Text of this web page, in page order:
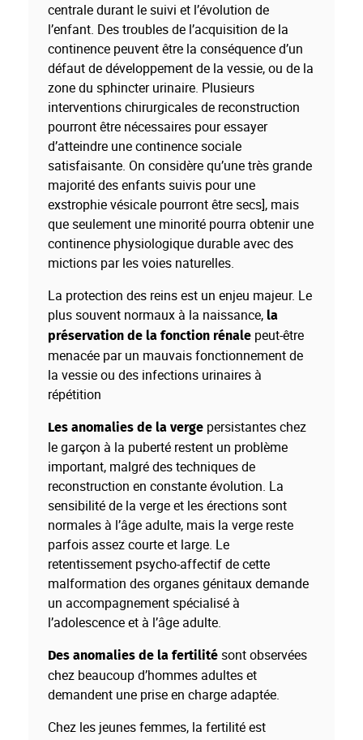
centrale durant le suivi et l’évolution de
l’enfant. Des troubles de l’acquisition de la
continence peuvent être la conséquence d’un
défaut de développement de la vessie, ou de la
zone du sphincter urinaire. Plusieurs
interventions chirurgicales de reconstruction
pourront être nécessaires pour essayer
d’atteindre une continence sociale
satisfaisante. On considère qu’une très grande
majorité des enfants suivis pour une
exstrophie vésicale pourront être secs], mais
que seulement une minorité pourra obtenir une
continence physiologique durable avec des
mictions par les voies naturelles.
La protection des reins est un enjeu majeur. Le
plus souvent normaux à la naissance,la
préservation de la fonction rénale peut-être
menacée par un mauvais fonctionnement de
la vessie ou des infections urinaires à
répétition
Les anomalies de la verge persistantes chez
le garçon à la puberté restent un problème
important, malgré des techniques de
reconstruction en constante évolution. La
sensibilité de la verge et les érections sont
normales à l’âge adulte, mais la verge reste
parfois assez courte et large. Le
retentissement psycho-affectif de cette
malformation des organes génitaux demande
un accompagnement spécialisé à
l’adolescence et à l’âge adulte.
Des anomalies de la fertilité sont observées
chez beaucoup d’hommes adultes et
demandent une prise en charge adaptée.
Chez les jeunes femmes, la fertilité est